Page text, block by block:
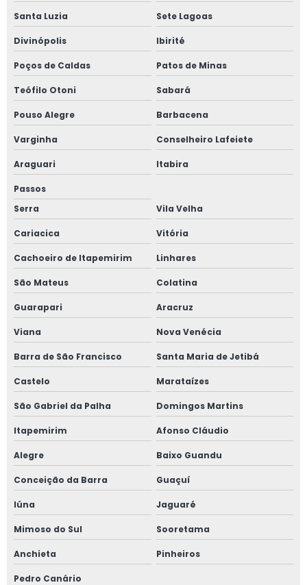
Inspeção de segurança em tubulações
Inspeção de tubulação industrial
Inspeção de tubulações em campo grande
Inspeção de tubulações preço
Inspeção em caldeiras
Inspeção em caldeiras e vasos de pressão
Inspeção em tubulações
Inspeção em tubulações em ms
Inspeção em tubulações em mt
Inspeção em tubulações em sp
Inspeção em tubulações nr 13
Inspeção em vasos de pressão
Instalação de caldeiras e vasos de pressão
Laudo de instalações elétricas
Laudo nr 12
Laudo nr 12 preço
Laudo vasos de pressão
Linha de vida e ponto de ancoragem
Santa Luzia Sete Lagoas
Divinópolis Ibirité
Poços de Caldas Patos de Minas
Teófilo Otoni Sabará
Pouso Alegre Barbacena
Varginha Conselheiro Lafeiete
Araguari Itabira
Passos
Serra
Vila Velha
Cariacica Vitória
Cachoeiro de Itapemirim Linhares
São Mateus Colatina
Guarapari Aracruz
Viana Nova Venécia
Barra de São Francisco Santa Maria de Jetibá
Castelo Marataízes
São Gabriel da Palha Domingos Martins
Itapemirim Afonso Cláudio
Alegre Baixo Guandu
Conceição da Barra Guaçuí
Iúna Jaguaré
Mimoso do Sul Sooretama
Anchieta Pinheiros
Pedro Canário